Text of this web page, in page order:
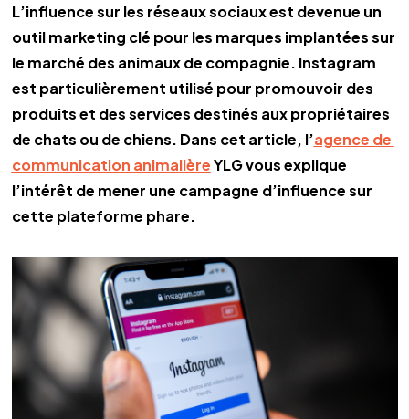
L’influence sur les réseaux sociaux est devenue un
outil marketing clé pour les marques implantées sur
le marché des animaux de compagnie. Instagram
est particulièrement utilisé pour promouvoir des
produits et des services destinés aux propriétaires
de chats ou de chiens. Dans cet article, l’agence de
communication animalière YLG vous explique
l’intérêt de mener une campagne d’influence sur
cette plateforme phare.